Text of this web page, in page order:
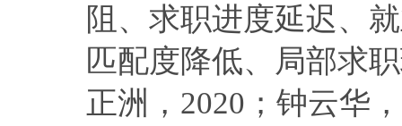
阻、求职进度延迟、
匹配度降低、局部求
正洲，2020；钟云华